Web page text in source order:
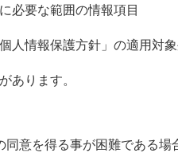
必要な範囲の情報項目
情報保護方針」の適用対
あります。
意を得る事が困難である場